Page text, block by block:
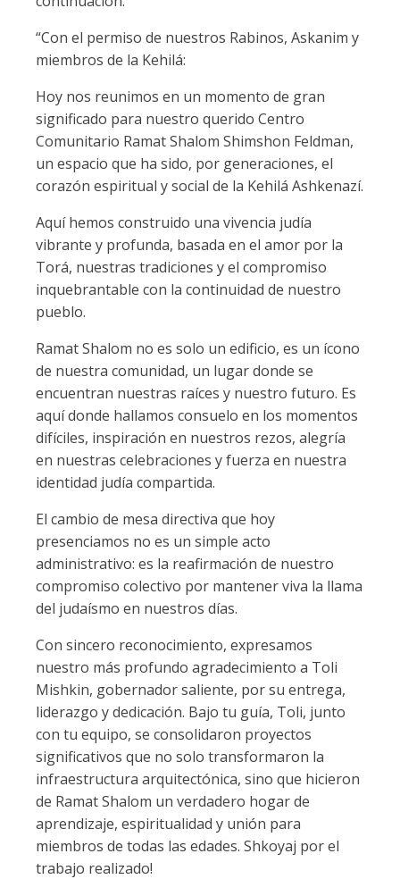
“Con el permiso de nuestros Rabinos, Askanim y
miembros de la Kehilá:
Hoy nos reunimos en un momento de gran
significado para nuestro querido Centro
Comunitario Ramat Shalom Shimshon Feldman,
un espacio que ha sido, por generaciones, el
corazón espiritual y social de la Kehilá Ashkenazí.
Aquí hemos construido una vivencia judía
vibrante y profunda, basada en el amor por la
Torá, nuestras tradiciones y el compromiso
inquebrantable con la continuidad de nuestro
pueblo.
Ramat Shalom no es solo un edificio, es un ícono
de nuestra comunidad, un lugar donde se
encuentran nuestras raíces y nuestro futuro. Es
aquí donde hallamos consuelo en los momentos
difíciles, inspiración en nuestros rezos, alegría
en nuestras celebraciones y fuerza en nuestra
identidad judía compartida.
El cambio de mesa directiva que hoy
presenciamos no es un simple acto
administrativo: es la reafirmación de nuestro
compromiso colectivo por mantener viva la llama
del judaísmo en nuestros días.
Con sincero reconocimiento, expresamos
nuestro más profundo agradecimiento a Toli
Mishkin, gobernador saliente, por su entrega,
liderazgo y dedicación. Bajo tu guía, Toli, junto
con tu equipo, se consolidaron proyectos
significativos que no solo transformaron la
infraestructura arquitectónica, sino que hicieron
de Ramat Shalom un verdadero hogar de
aprendizaje, espiritualidad y unión para
miembros de todas las edades. Shkoyaj por el
trabajo realizado!